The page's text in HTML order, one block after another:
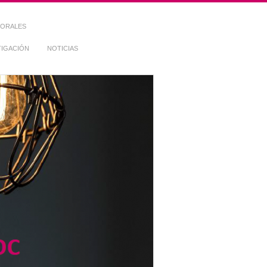
NOTICIAS